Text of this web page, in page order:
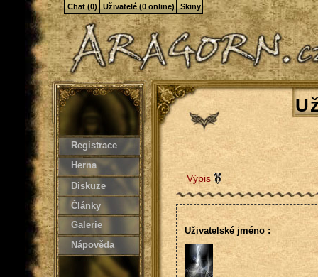
Registrace
Herna
Diskuze
Články
Galerie
Nápověda
Výpis
Uživatelské jméno :
Chat (0) Uživatelé (0 online) Skiny